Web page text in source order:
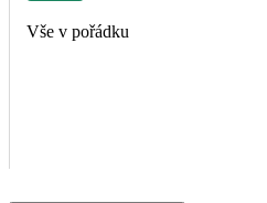
Vše v pořádku